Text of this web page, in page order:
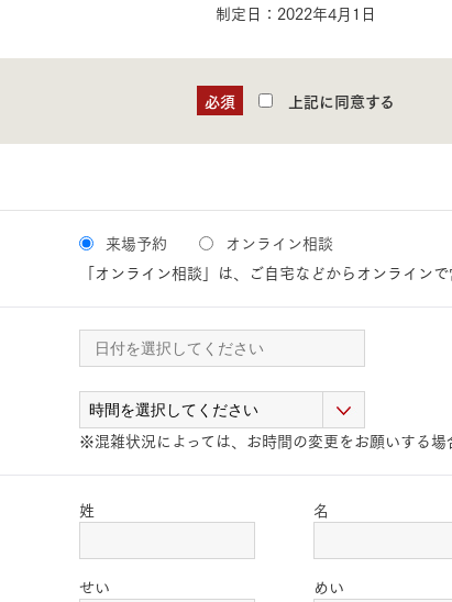
三井ホームワールド
多世帯家族
カタログ請求 イベント情報 ご相談デスク
制定日：2022年4月1日
必須 上記に同意する
来場予約
オンライン相談
「オンライン相談」は、ご自宅などからオンライン
※混雑状況によっては、お時間の変更をお願いする場
姓 名
せい めい